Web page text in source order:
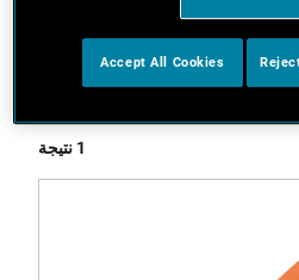
الفلاتر
1 نتيجة
Accept All Cookies